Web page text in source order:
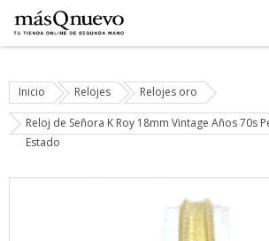
Inicio Relojes Relojes oro
Reloj de Señora K Roy 18mm Vintage Años 70s
Estado